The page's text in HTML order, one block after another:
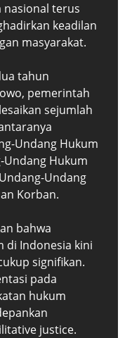
nasional terus
keadilan
masyarakat.
tahun
pemerintah
sejumlah
Undang Hukum
Undang Hukum
Undang
Korban.
bahwa
di Indonesia kini
signifikan.
pada
hukum
justice.